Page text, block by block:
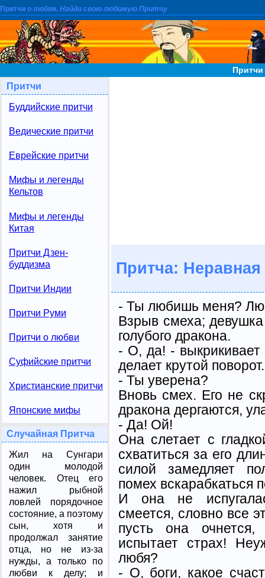
Притчи о любви. Найди свою любимую Притчу
Притчи
Буддийские притчи
Ведические притчи
Еврейские притчи
Мифы и легенды
Кельтов
Мифы и легенды
Китая
Притчи Дзен-
буддизма
Притчи Индии
Притчи Руми
Притчи о любви
Суфийские притчи
Христианские притчи
Японские мифы
Случайная Притча
Жил на Сунгари
один молодой
человек. Отец его
нажил рыбной
ловлей порядочное
состояние, а поэтому
сын, хотя и
продолжал занятие
отца, но не из-за
нужды, а только по
любви к делу; и
Притча: Неравная
- Ты любишь меня?
Взрыв смеха;
голубого дракона.
- О, да! - выкрикивает
делает крутой поворот.
- Ты уверена?
Вновь смех. Его не
дракона дергаются,
- Да! Ой!
Она слетает с
схватиться за его
силой замедляет
помех вскарабкаться
И она не
смеется, словно все
пусть она
испытает страх!
любя?
- О, боги, какое